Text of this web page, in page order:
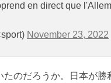
en direct que
November 23, 2022
たのだろうか。日本が